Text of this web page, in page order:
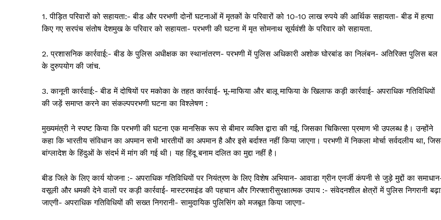
1. पीड़ित परिवारों को सहायता:- बीड और परभणी दोनों घटनाओं में मृतकों के परिवारों को 10-10 लाख रुपये की आर्थिक सहायता- बीड में हत्या
किए गए सरपंच संतोष देशमुख के परिवार को सहायता- परभणी की घटना में मृत सोमनाथ सूर्यवंशी के परिवार को सहायता.
2. प्रशासनिक कार्रवाई:- बीड के पुलिस अधीक्षक का स्थानांतरण- परभणी में पुलिस अधिकारी अशोक घोरबांड का निलंबन- अतिरिक्त पुलिस बल
के दुरुपयोग की जांच.
3. कानूनी कार्रवाई:- बीड में दोषियों पर मकोका के तहत कार्रवाई- भू-माफिया और बालू माफिया के खिलाफ कड़ी कार्रवाई- अपराधिक गतिविधियों
की जड़ें समाप्त करने का संकल्पपरभणी घटना का विश्लेषण :
मुख्यमंत्री ने स्पष्ट किया कि परभणी की घटना एक मानसिक रूप से बीमार व्यक्ति द्वारा की गई, जिसका चिकित्सा प्रमाण भी उपलब्ध है। उन्होंने
कहा कि भारतीय संविधान का अपमान सभी भारतीयों का अपमान है और इसे बर्दाश्त नहीं किया जाएगा। परभणी में निकला मोर्चा सर्वदलीय था,
बांग्लादेश के हिंदुओं के संदर्भ में मांग की गई थी। यह हिंदू बनाम दलित का मुद्दा नहीं है।
बीड जिले के लिए कार्य योजना :- अपराधिक गतिविधियों पर नियंत्रण के लिए विशेष अभियान- आवाडा ग्रीन एनर्जी कंपनी से जुड़े मुद्दों का
वसूली और धमकी देने वालों पर कड़ी कार्रवाई- मास्टरमाइंड की पहचान और गिरफ्तारीसुरक्षात्मक उपाय :- संवेदनशील क्षेत्रों में पुलिस निगरानी
जाएगी- अपराधिक गतिविधियों की सख्त निगरानी- सामुदायिक पुलिसिंग को मजबूत किया जाएगा-